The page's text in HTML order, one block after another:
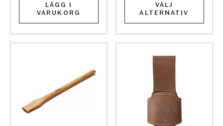
LÄGG I
VARUKORG
VÄLJ
ALTERNATIV